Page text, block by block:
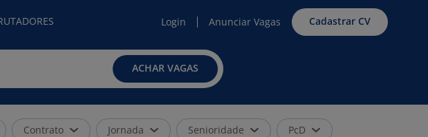
Login Anunciar Vagas Cadastrar CV
ACHAR VAGAS
Contrato Jornada Senioridade PcD